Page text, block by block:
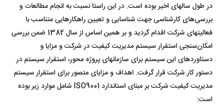
در طول سالهای اخیر بوده است. در این راستا نسبت به انجام مطالعات و
بررسی‌های کارشناسی جهت شناسایی و تعیین راهکارهایی متناسب با
فعالیتهای شرکت اقدام گردید و بر همین اساس از سال 1382 ضمن بررسی
امکان‌سنجی استقرار سیستم مدیریت کیفیت در شرکت و مزایا و
دستاوردهای این سیستم برای سازمانهای پروژه محور، استقرار سیستم در
دستور کار شرکت قرار گرفت. اهداف و مزایای متصور برای استقرار سیستم
مدیریت کیفیت شرکت بر مبنای استاندارد ISO9001 شامل موارد زیر بوده
است: